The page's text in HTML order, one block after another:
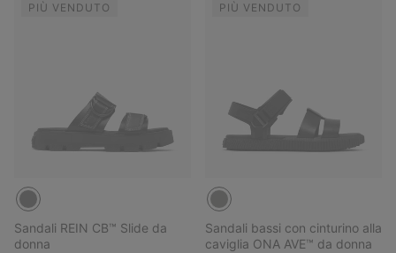
PIÙ VENDUTO
Sandali REIN CB™ Slide da
donna
PIÙ VENDUTO
Sandali bassi con cinturino alla
caviglia ONA AVE™ da donna